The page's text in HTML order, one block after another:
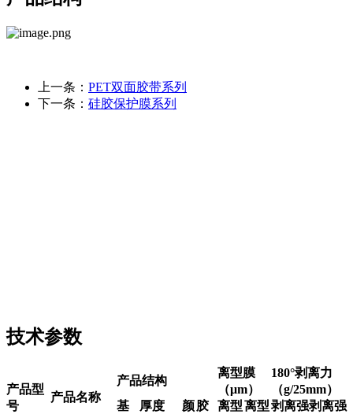
上一条： PET双面胶带系列
下一条： 硅胶保护膜系列
技术参数
产品型
号
产品名称
产品结构
离型膜
（μm）
180°剥离力
（g/25mm）
基
厚度
颜胶
离型离型剥离强剥离强